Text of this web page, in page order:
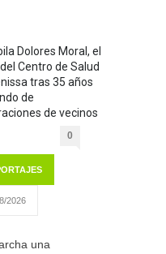
Dolores Moral, el
Centro de Salud
tras 35 años
de
de vecinos
0
2026
una